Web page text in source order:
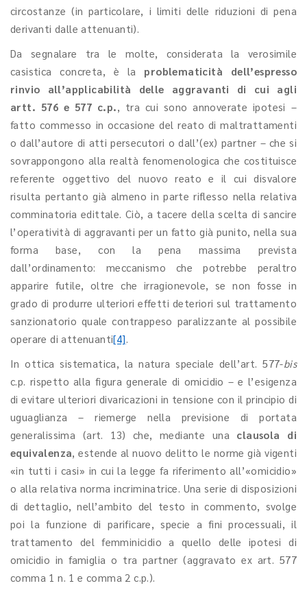
circostanze (in particolare, i limiti delle riduzioni di pena
derivanti dalle attenuanti).
Da segnalare tra le molte, considerata la verosimile
casistica concreta, è la problematicità dell’espresso
rinvio all’applicabilità delle aggravanti di cui agli
artt. 576 e 577 c.p., tra cui sono annoverate ipotesi –
fatto commesso in occasione del reato di maltrattamenti
o dall’autore di atti persecutori o dall’(ex) partner – che si
sovrappongono alla realtà fenomenologica che costituisce
referente oggettivo del nuovo reato e il cui disvalore
risulta pertanto già almeno in parte riflesso nella relativa
comminatoria edittale. Ciò, a tacere della scelta di sancire
l’operatività di aggravanti per un fatto già punito, nella sua
forma base, con la pena massima prevista
dall’ordinamento: meccanismo che potrebbe peraltro
apparire futile, oltre che irragionevole, se non fosse in
grado di produrre ulteriori effetti deteriori sul trattamento
sanzionatorio quale contrappeso paralizzante al possibile
operare di attenuanti[4].
In ottica sistematica, la natura speciale dell’art. 577-bis
c.p. rispetto alla figura generale di omicidio – e l’esigenza
di evitare ulteriori divaricazioni in tensione con il principio di
uguaglianza – riemerge nella previsione di portata
generalissima (art. 13) che, mediante una clausola di
equivalenza, estende al nuovo delitto le norme già vigenti
«in tutti i casi» in cui la legge fa riferimento all’«omicidio»
o alla relativa norma incriminatrice. Una serie di disposizioni
di dettaglio, nell’ambito del testo in commento, svolge
poi la funzione di parificare, specie a fini processuali, il
trattamento del femminicidio a quello delle ipotesi di
omicidio in famiglia o tra partner (aggravato ex art. 577
comma 1 n. 1 e comma 2 c.p.).